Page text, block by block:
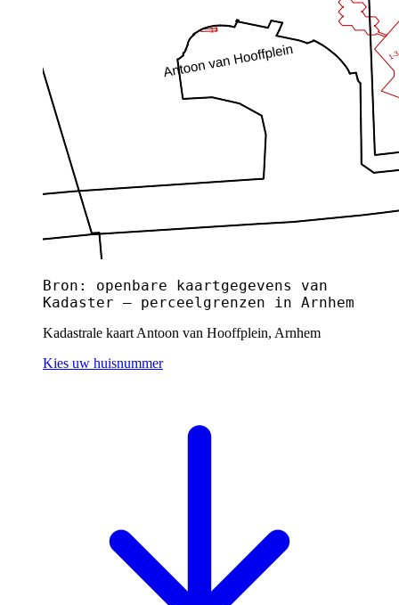
Bron: openbare kaartgegevens van
Kadaster — perceelgrenzen in Arnhem
Kadastrale kaart Antoon van Hooffplein, Arnhem
Kies uw huisnummer